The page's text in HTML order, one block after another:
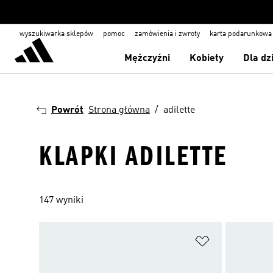
wyszukiwarka sklepów pomoc zamówienia i zwroty karta podarunkowa
Mężczyźni Kobiety Dla
Powrót Strona główna adilette
KLAPKI ADILETTE
147 wyniki